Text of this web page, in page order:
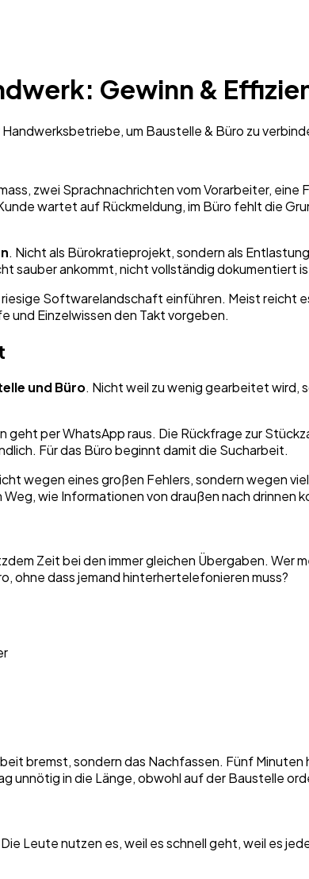
Gewinn &
um Baustelle & Büro zu
zwei Sprachnachrichten vom Vorarbeiter,
wartet auf Rückmeldung, im Büro fehlt die
. Nicht als Bürokratieprojekt, sondern als
sauber ankommt, nicht vollständig dokumentiert
Softwarelandschaft einführen. Meist reicht
und Einzelwissen den Takt vorgeben.
und Büro. Nicht weil zu wenig gearbeitet wird,
per WhatsApp raus. Die Rückfrage zur
Für das Büro beginnt damit die Sucharbeit.
wegen eines großen Fehlers, sondern wegen
wie Informationen von draußen nach drinnen
Zeit bei den immer gleichen Übergaben.
ohne dass jemand hinterhertelefonieren muss?
bremst, sondern das Nachfassen. Fünf Minuten
unnötig in die Länge, obwohl auf der Baustelle
Leute nutzen es, weil es schnell geht, weil es